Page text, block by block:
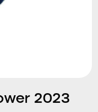
2023